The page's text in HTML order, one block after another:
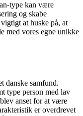
type kan være
og skabe
at huske på, at
med vores egne unikke
danske samfund.
type person med lav
anset for at være
er overdrevet